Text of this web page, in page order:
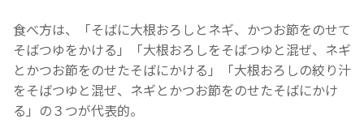
食べ方は、「そばに大根おろしとネギ、かつお節をのせて
そばつゆをかける」「大根おろしをそばつゆと混ぜ、ネギ
とかつお節をのせたそばにかける」「大根おろしの絞り汁
をそばつゆと混ぜ、ネギとかつお節をのせたそばにかけ
る」の３つが代表的。